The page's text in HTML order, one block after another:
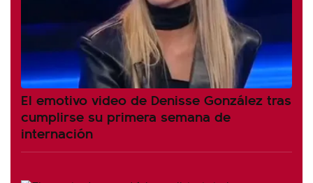
El emotivo video de Denisse González tras
cumplirse su primera semana de
internación